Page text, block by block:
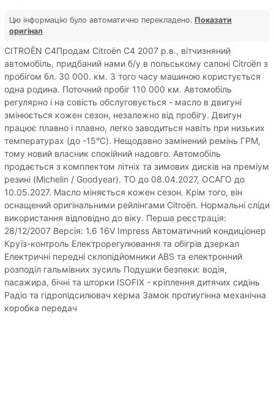
Цю інформацію було автоматично перекладено. Показати
оригінал
CITROËN C4Продам Citroën C4 2007 р.в., вітчизняний
автомобіль, придбаний нами б/у в польському салоні Citroën з
пробігом бл. 30 000. км. З того часу машиною користується
одна родина. Поточний пробіг 110 000 км. Автомобіль
регулярно і на совість обслуговується - масло в двигуні
змінюється кожен сезон, незалежно від пробігу. Двигун
працює плавно і плавно, легко заводиться навіть при низьких
температурах (до -15°C). Нещодавно замінений ремінь ГРМ,
тому новий власник спокійний надовго. Автомобіль
продається з комплектом літніх та зимових дисків на преміум
резині (Michelin / Goodyear). ТО до 08.04.2027, ОСАГО до
10.05.2027. Масло міняється кожен сезон. Крім того, він
оснащений оригінальними рейлінгами Citroën. Нормальні сліди
використання відповідно до віку. Перша реєстрація:
28/12/2007 Версія: 1.6 16V Impress Автоматичний кондиціонер
Круїз-контроль Електрорегулювання та обігрів дзеркал
Електричні передні склопідйомники ABS та електронний
розподіл гальмівних зусиль Подушки безпеки: водія,
пасажира, бічні та шторки ISOFIX - кріплення дитячих сидінь
Радіо та гідропідсилювач керма Замок протиугінна механічна
коробка передач